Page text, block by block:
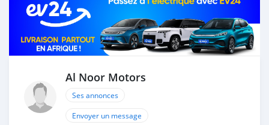
Al Noor Motors
Ses annonces
Envoyer un message